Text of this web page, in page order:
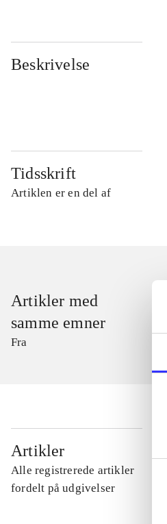
Beskrivelse
Tidsskrift
Artiklen er en del af
Artikler med
samme emner
Fra
Artikler
Alle registrerede artikler
fordelt på udgivelser